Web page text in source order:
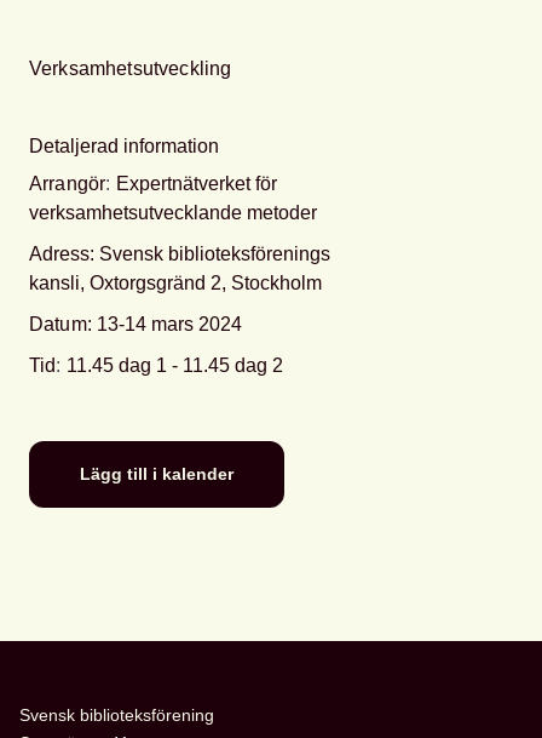
Verksamhetsutveckling
Detaljerad information
Arrangör: Expertnätverket för
verksamhetsutvecklande metoder
Adress: Svensk biblioteksförenings
kansli, Oxtorgsgränd 2, Stockholm
Datum: 13-14 mars 2024
Tid: 11.45 dag 1 - 11.45 dag 2
Lägg till i kalender
Svensk biblioteksförening